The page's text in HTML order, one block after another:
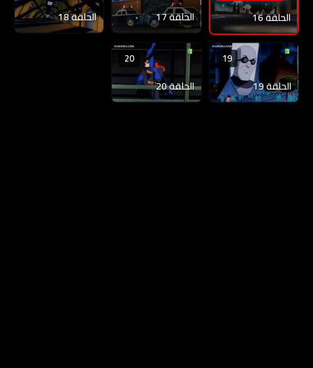
الحلقة 16 الحلقة 17 الحلقة 18
19
الحلقة 19
20
الحلقة 20